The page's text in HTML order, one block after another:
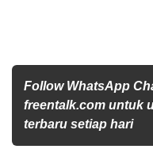
Follow WhatsApp
freentalk.com untuk
terbaru setiap hari